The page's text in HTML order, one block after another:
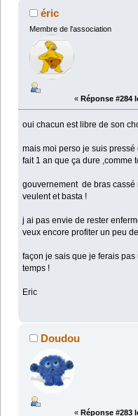
éric
Membre de l'association
« Réponse #284
oui chacun est libre de son
mais moi perso je suis
fait 1 an que ça dure ,comme
gouvernement de bras cassé
veulent et basta !
j ai pas envie de rester
veux encore profiter un peu
façon je sais que je ferais
temps !
Eric
Doudou
« Réponse #283